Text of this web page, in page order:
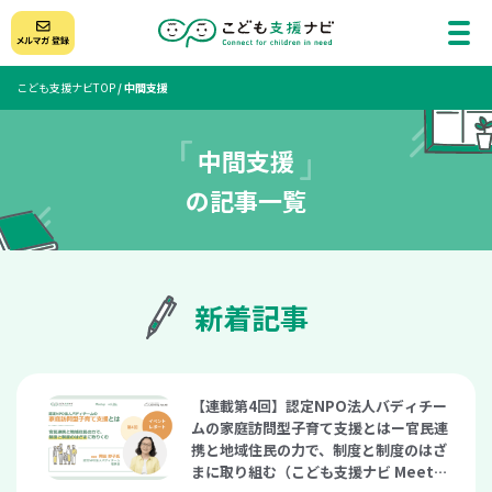
こども支援ナビTOP/中間支援
中間支援
の記事一覧
新着記事
【連載第4回】認定NPO法人バディチー
ムの家庭訪問型子育て支援とはー官民連
携と地域住民の力で、制度と制度のはざ
まに取り組む（こども支援ナビ Meetu